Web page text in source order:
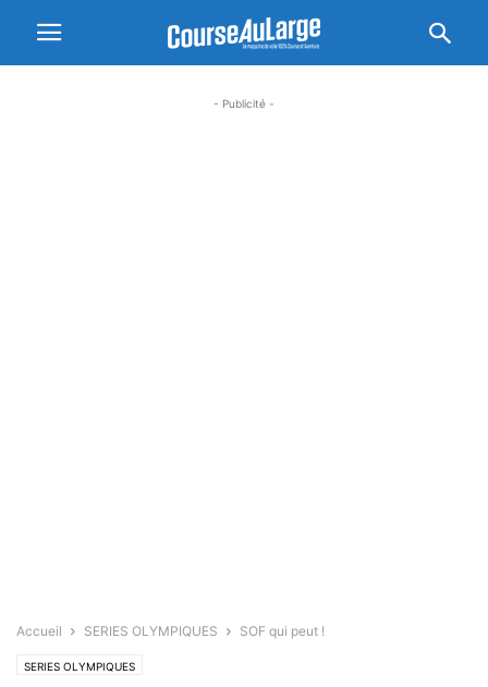
- Publicité -
Accueil SERIES OLYMPIQUES SOF qui peut !
SERIES OLYMPIQUES